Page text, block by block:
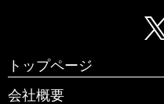
トップページ
会社概要